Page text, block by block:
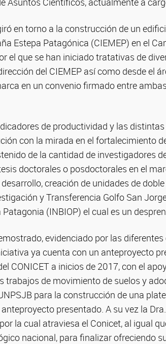
en torno a la construcción de un
Estepa Patagónica (CIEMEP) en el
el que se han iniciado tratativas de
del CIEMEP así como desde el
en un convenio firmado entre
de productividad y las
con la mirada en el fortalecimiento
de la cantidad de investigadores
doctorales o posdoctorales en el
creación de unidades de
y Transferencia Golfo San
(INBIOP) el cual es un
evidenciado por las
ya cuenta con un anteproyecto
CONICET a inicios de 2017, con el
trabajos de movimiento de suelos y
para la construcción de una
presentado. A su vez la
la cual atraviesa el Conicet, al igual
nacional, para finalizar ofreciendo